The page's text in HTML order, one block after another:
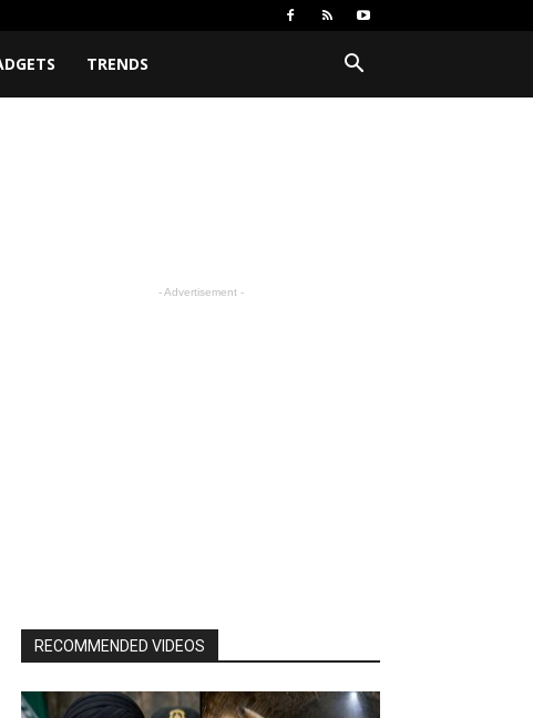
TRENDS
- Advertisement -
RECOMMENDED VIDEOS